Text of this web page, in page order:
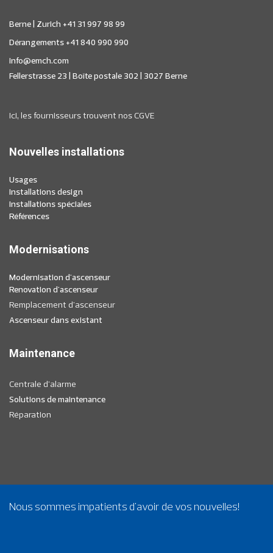
Berne | Zurich +41 31 997 98 99
Dérangements +41 840 990 990
info@emch.com
Fellerstrasse 23 | Boîte postale 302 | 3027 Berne
Ici, les fournisseurs trouvent nos CGVE
Nouvelles installations
Usages
Installations design
Installations spéciales
Références
Modernisations
Modernisation d'ascenseur
Renovation d'ascenseur
Remplacement d'ascenseur
Ascenseur dans existant
Maintenance
Centrale d'alarme
Solutions de maintenance
Réparation
Nous sommes impatients d'avoir de vos nouvelles!